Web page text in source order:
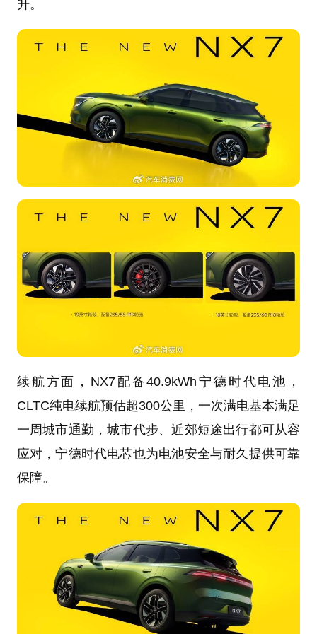
升。
续航方面，NX7配备40.9kWh宁德时代电池，
CLTC纯电续航预估超300公里，一次满电基本满足
一周城市通勤，城市代步、近郊短途出行都可从容
应对，宁德时代电芯也为电池安全与耐久提供可靠
保障。